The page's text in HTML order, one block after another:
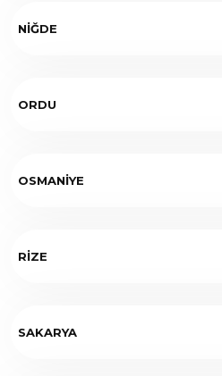
NİĞDE
ORDU
OSMANİYE
RİZE
SAKARYA